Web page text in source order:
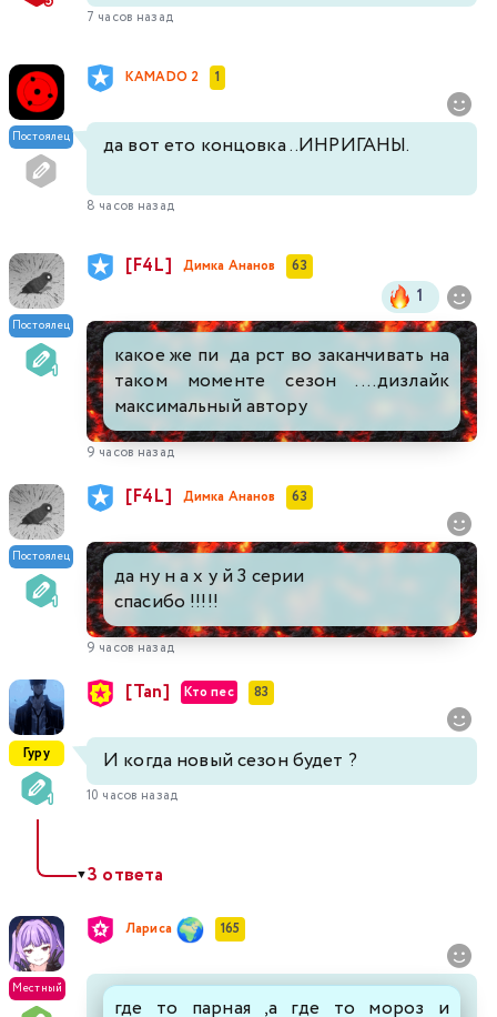
7 часов назад
Постоялец
KAMADO 2 1
да вот ето концовка ..ИНРИГАНЫ.
8 часов назад
Постоялец
[F4L] Димка Ананов 63
1
какое же пи да рст во заканчивать на
таком моменте сезон ....дизлайк
максимальный автору
9 часов назад
Постоялец
[F4L] Димка Ананов 63
да ну н а х у й 3 серии
спасибо !!!!!
9 часов назад
Гуру
[Tan] Кто пес 83
И когда новый сезон будет ?
10 часов назад
▼3 ответа
Местный
Лариса 165
где то парная ,а где то мороз и